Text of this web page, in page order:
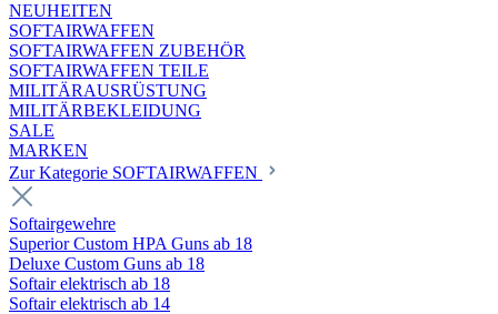
NEUHEITEN
SOFTAIRWAFFEN
SOFTAIRWAFFEN ZUBEHÖR
SOFTAIRWAFFEN TEILE
MILITÄRAUSRÜSTUNG
MILITÄRBEKLEIDUNG
SALE
MARKEN
Zur Kategorie SOFTAIRWAFFEN
Softairgewehre
Superior Custom HPA Guns ab 18
Deluxe Custom Guns ab 18
Softair elektrisch ab 18
Softair elektrisch ab 14